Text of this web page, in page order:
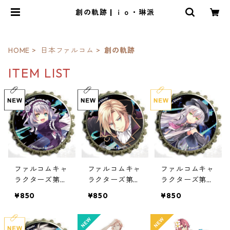
創の軌跡 | ｉｏ・琳派
HOME 日本ファルコム 創の軌跡
ITEM LIST
ファルコムキャ
ラクターズ第5
¥850
ファルコムキャ
ラクターズ第4
¥850
ファルコムキャ
ラクターズ第3
¥850